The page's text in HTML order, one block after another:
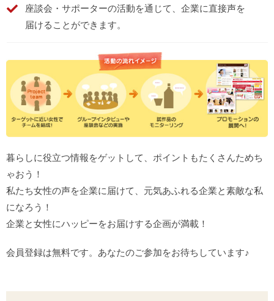
座談会・サポーターの活動を通じて、 企業に直接声を
届ける ことができます。
暮らしに役立つ情報をゲットして、ポイントもたくさんためち
ゃおう！
私たち女性の声を企業に届けて、元気あふれる企業と素敵な私
になろう！
企業と女性にハッピーをお届けする企画が満載！
会員登録は無料です。あなたのご参加をお待ちしています♪